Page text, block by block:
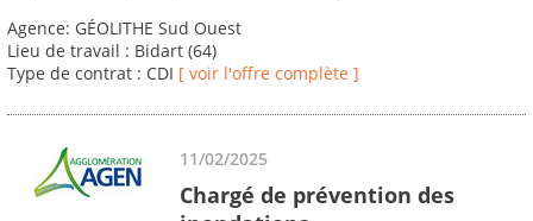
Agence: GÉOLITHE Sud Ouest
Lieu de travail : Bidart (64)
Type de contrat : CDI [ voir l'offre complète ]
11/02/2025
Chargé de prévention des